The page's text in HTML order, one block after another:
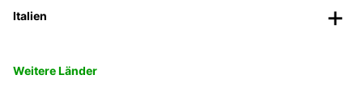
Italien
Weitere Länder